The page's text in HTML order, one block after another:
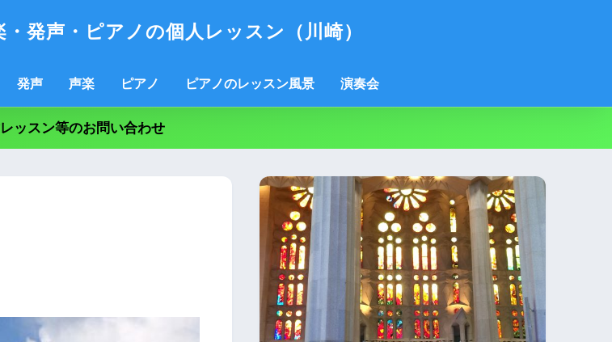
発声・ピアノの個人レッスン（川崎）
発声 声楽 ピアノ ピアノのレッスン風景 演奏会
ッスン等のお問い合わせ